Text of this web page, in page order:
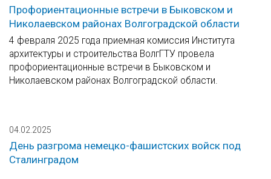
Профориентационные встречи в Быковском и
Николаевском районах Волгоградской области
4 февраля 2025 года приемная комиссия Института
архитектуры и строительства ВолгГТУ провела
профориентационные встречи в Быковском и
Николаевском районах Волгоградской области.
04.02.2025
День разгрома немецко-фашистских войск под
Сталинградом